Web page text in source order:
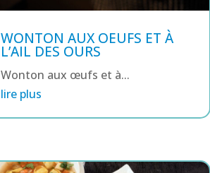
WONTON AUX OEUFS ET À
L’AIL DES OURS
Wonton aux œufs et à...
lire plus